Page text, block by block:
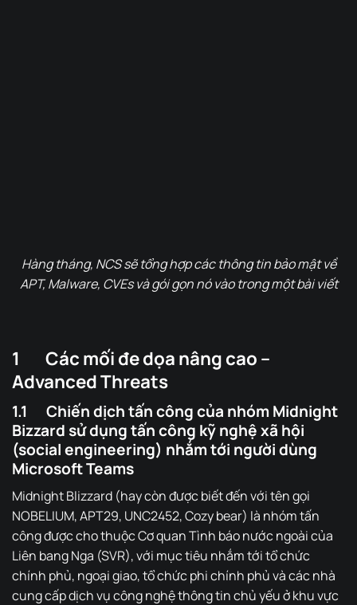
Hàng tháng, NCS sẽ tổng hợp các thông tin bảo mật về
APT, Malware, CVEs và gói gọn nó vào trong một bài viết
1 Các mối đe dọa nâng cao –
Advanced Threats
1.1 Chiến dịch tấn công của nhóm Midnight
Bizzard sử dụng tấn công kỹ nghệ xã hội
(social engineering) nhắm tới người dùng
Microsoft Teams
Midnight Blizzard (hay còn được biết đến với tên gọi
NOBELIUM, APT29, UNC2452, Cozy bear) là nhóm tấn
công được cho thuộc Cơ quan Tình báo nước ngoài của
Liên bang Nga (SVR), với mục tiêu nhắm tới tổ chức
chính phủ, ngoại giao, tổ chức phi chính phủ và các nhà
cung cấp dịch vụ công nghệ thông tin chủ yếu ở khu vực